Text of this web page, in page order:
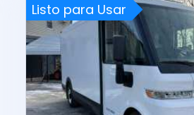
Listo para Usar